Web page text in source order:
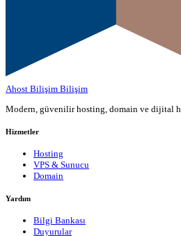
Ahost Bilişim Bilişim
Modern, güvenilir hosting, domain ve dijital
Hizmetler
Hosting
VPS & Sunucu
Domain
Yardım
Bilgi Bankası
Duyurular